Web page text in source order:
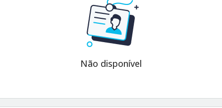
Não disponível